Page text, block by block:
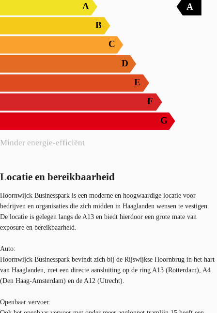
Minder energie-efficiënt
A
B
C
D
E
F
G
A
Locatie en bereikbaarheid
Hoornwijck Businesspark is een moderne en hoogwaardige locatie voor
bedrijven en organisaties die zich midden in Haaglanden wensen te vestigen.
De locatie is gelegen langs de A13 en biedt hierdoor een grote mate van
exposure en bereikbaarheid.
Auto:
Hoornwijck Businesspark bevindt zich bij de Rijswijkse Hoornbrug in het hart
van Haaglanden, met een directe aansluiting op de ring A13 (Rotterdam), A4
(Den Haag-Amsterdam) en de A12 (Utrecht).
Openbaar vervoer: